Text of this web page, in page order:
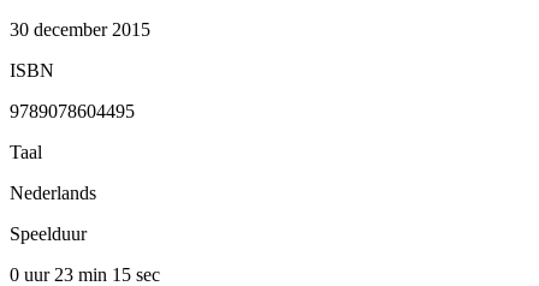
30 december 2015
ISBN
9789078604495
Taal
Nederlands
Speelduur
0 uur 23 min 15 sec